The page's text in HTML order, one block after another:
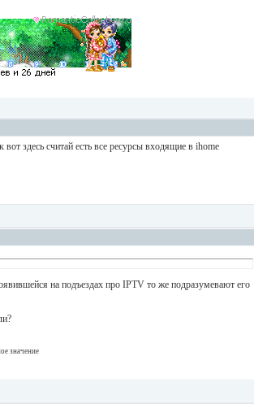
вот здесь считай есть все ресурсы входящие в ihome
на подъездах про IPTV то же подразумевают его
значение